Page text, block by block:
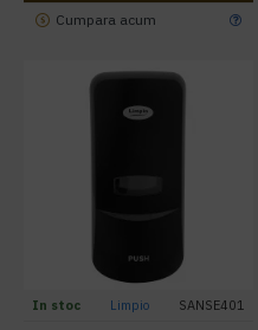
Cumpara acum
In stoc Limpio SANSE401